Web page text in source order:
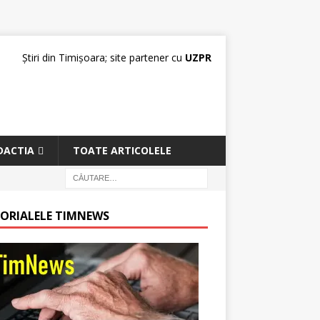
Știri din Timișoara; site partener cu UZPR
TOATE ARTICOLELE
TIMNEWS